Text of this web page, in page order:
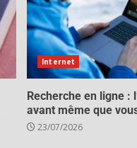
Internet
Recherche en ligne :
avant même que
23/07/2026